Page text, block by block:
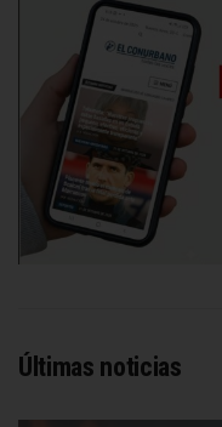
Últimas noticias